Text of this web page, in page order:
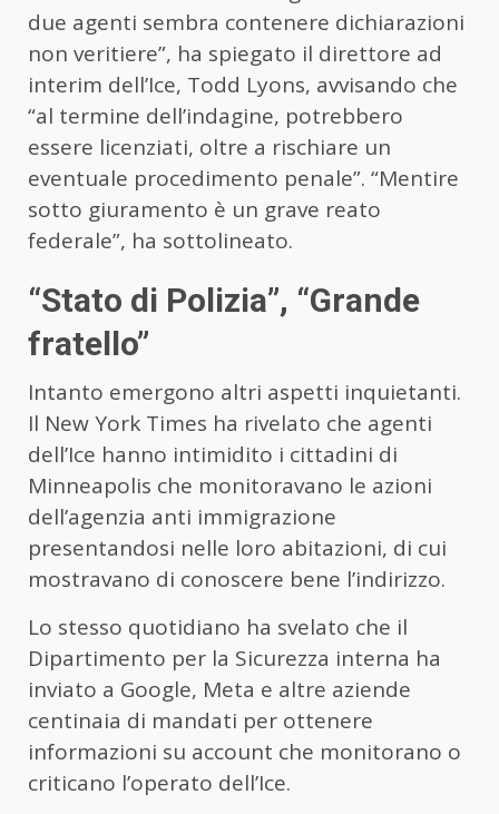
due agenti sembra contenere dichiarazioni
non veritiere”, ha spiegato il direttore ad
interim dell’Ice, Todd Lyons, avvisando che
“al termine dell’indagine, potrebbero
essere licenziati, oltre a rischiare un
eventuale procedimento penale”. “Mentire
sotto giuramento è un grave reato
federale”, ha sottolineato.
“Stato di Polizia”, “Grande
fratello”
Intanto emergono altri aspetti inquietanti.
Il New York Times ha rivelato che agenti
dell’Ice hanno intimidito i cittadini di
Minneapolis che monitoravano le azioni
dell’agenzia anti immigrazione
presentandosi nelle loro abitazioni, di cui
mostravano di conoscere bene l’indirizzo.
Lo stesso quotidiano ha svelato che il
Dipartimento per la Sicurezza interna ha
inviato a Google, Meta e altre aziende
centinaia di mandati per ottenere
informazioni su account che monitorano o
criticano l’operato dell’Ice.